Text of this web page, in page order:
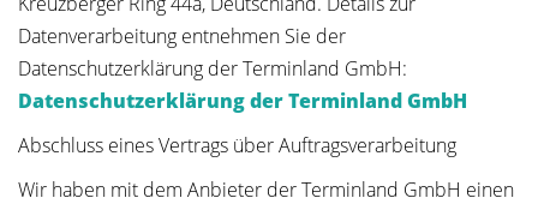
Datenverarbeitung entnehmen Sie der
Datenschutzerklärung der Terminland GmbH:
Datenschutzerklärung der Terminland GmbH
Abschluss eines Vertrags über Auftragsverarbeitung
Wir haben mit dem Anbieter der Terminland GmbH einen